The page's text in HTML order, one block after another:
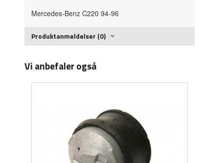
Mercedes-Benz C220 94-96
Produktanmeldelser (0)
Vi anbefaler også